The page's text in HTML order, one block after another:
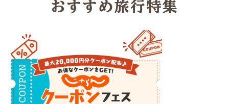
おすすめ旅行特集